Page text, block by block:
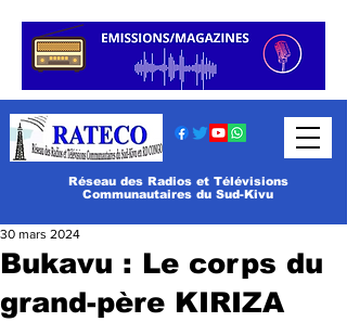
Réseau des Radios et Télévisions
Communautaires du Sud-Kivu
Bukavu : Le corps du
grand-père KIRIZA
30 mars 2024